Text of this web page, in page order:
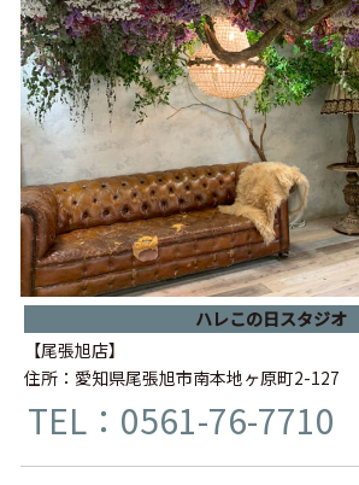
ハレこの日スタジオ
【尾張旭店】
住所：愛知県尾張旭市南本地ヶ原町2-127
TEL：0561-76-7710